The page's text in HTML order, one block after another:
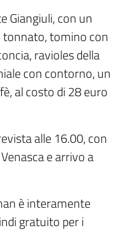
Giangiuli, con un
tomino con
ravioles della
con contorno, un
al costo di 28 euro
alle 16.00, con
e arrivo a
è interamente
gratuito per i